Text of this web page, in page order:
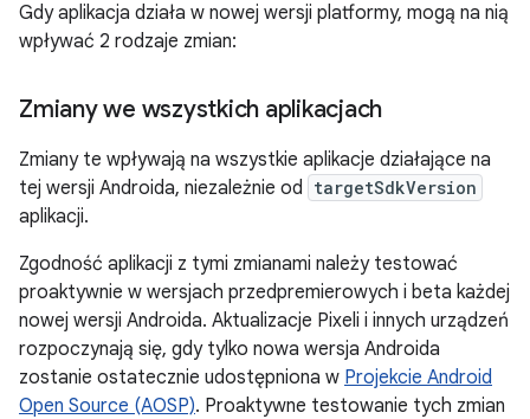
Gdy aplikacja działa w nowej wersji platformy, mogą na nią
wpływać 2 rodzaje zmian:
Zmiany we wszystkich aplikacjach
Zmiany te wpływają na wszystkie aplikacje działające na
tej wersji Androida, niezależnie od targetSdkVersion
aplikacji.
Zgodność aplikacji z tymi zmianami należy testować
proaktywnie w wersjach przedpremierowych i beta każdej
nowej wersji Androida. Aktualizacje Pixeli i innych urządzeń
rozpoczynają się, gdy tylko nowa wersja Androida
zostanie ostatecznie udostępniona w Projekcie Android
Open Source (AOSP). Proaktywne testowanie tych zmian